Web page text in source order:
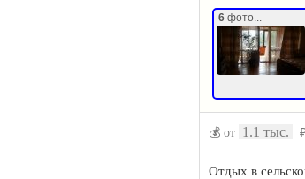
6 фото...
💰 от 1.1 тыс.
Отдых в